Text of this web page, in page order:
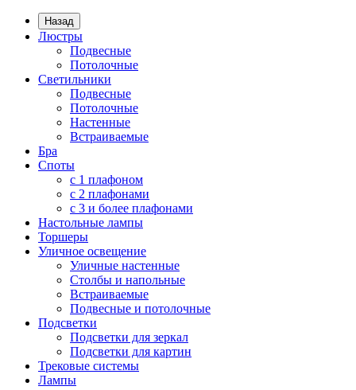
Назад
Люстры
Подвесные
Потолочные
Светильники
Подвесные
Потолочные
Настенные
Встраиваемые
Бра
Споты
с 1 плафоном
с 2 плафонами
с 3 и более плафонами
Настольные лампы
Торшеры
Уличное освещение
Уличные настенные
Столбы и напольные
Встраиваемые
Подвесные и потолочные
Подсветки
Подсветки для зеркал
Подсветки для картин
Трековые системы
Лампы